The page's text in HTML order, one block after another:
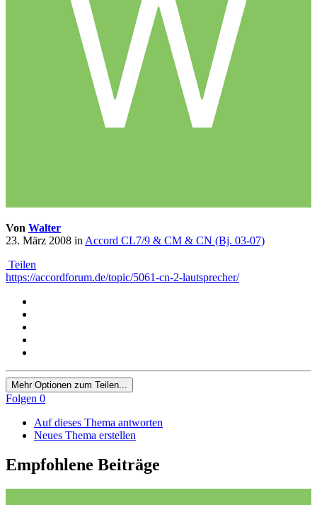
Von Walter
23. März 2008 in Accord CL7/9 & CM & CN (Bj. 03-07)
Teilen
https://accordforum.de/topic/5061-cn-2-lautsprecher/
Mehr Optionen zum Teilen...
Folgen 0
Auf dieses Thema antworten
Neues Thema erstellen
Empfohlene Beiträge